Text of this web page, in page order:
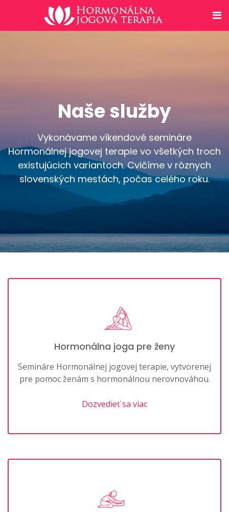
Naše služby
Vykonávame víkendové semináre
Hormonálnej jogovej terapie vo všetkých troch
existujúcich variantoch. Cvičíme v rôznych
slovenských mestách, počas celého roku.
Hormonálna joga pre ženy
Semináre Hormonálnej jogovej terapie, vytvorenej
pre pomoc ženám s hormonálnou nerovnováhou.
Dozvedieť sa viac